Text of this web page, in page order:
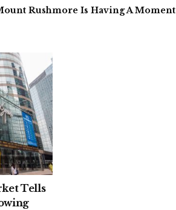
Rushmore Is Having A Moment
Tells